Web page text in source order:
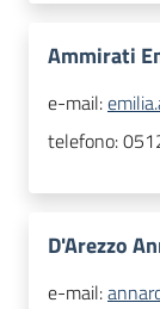
Ammirati
e-mail:
telefono:
D'Arezzo
e-mail: